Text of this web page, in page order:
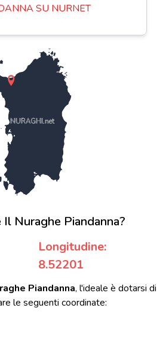
SU NURNET
NURAGHI.net
Nuraghe Piandanna?
Longitudine:
8.52201
Piandanna, l'ideale è dotarsi di
le seguenti coordinate: